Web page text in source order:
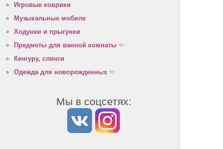
Игровые коврики
Музыкальные мобиле
Ходунки и прыгунки
Предметы для ванной комнаты
Кенгуру, слинги
Одежда для новорожденных
Мы в соцсетях: